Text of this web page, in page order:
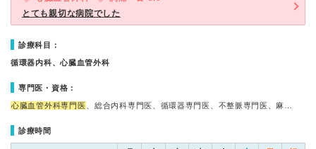
とても親切な病院でした
診療科目：
循環器内科、心臓血管外科
専門医・資格：
心臓血管外科専門医 、総合内科専門医、循環器専門医、不整脈専門医、麻…
診療時間